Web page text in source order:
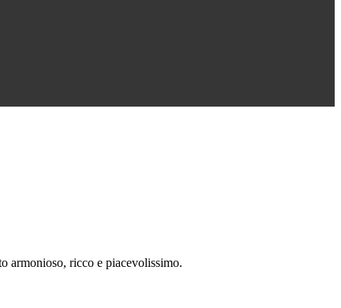
armonioso, ricco e piacevolissimo.